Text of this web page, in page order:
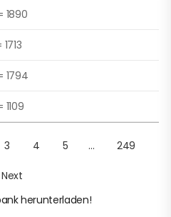
1890
1794
3 4 5 … 249
Next
herunterladen!